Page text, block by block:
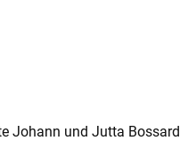
Johann und Jutta Bossard